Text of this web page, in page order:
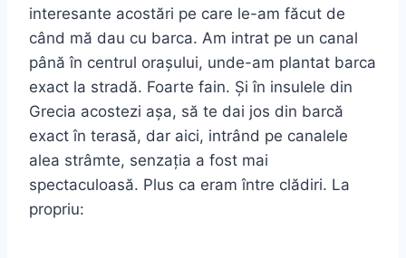
interesante acostări pe care le-am făcut de
când mă dau cu barca. Am intrat pe un canal
până în centrul orașului, unde-am plantat barca
exact la stradă. Foarte fain. Și în insulele din
Grecia acostezi așa, să te dai jos din barcă
exact în terasă, dar aici, intrând pe canalele
alea strâmte, senzația a fost mai
spectaculoasă. Plus ca eram între clădiri. La
propriu: